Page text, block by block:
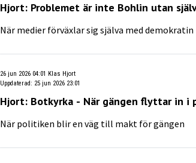
Hjort: Problemet är inte Bohlin utan
När medier förväxlar sig själva med demokratin
26 jun 2026 04:01 Klas Hjort
Uppdaterad: 25 jun 2026 23:01
Hjort: Botkyrka - När gängen flyttar in i
När politiken blir en väg till makt för gängen